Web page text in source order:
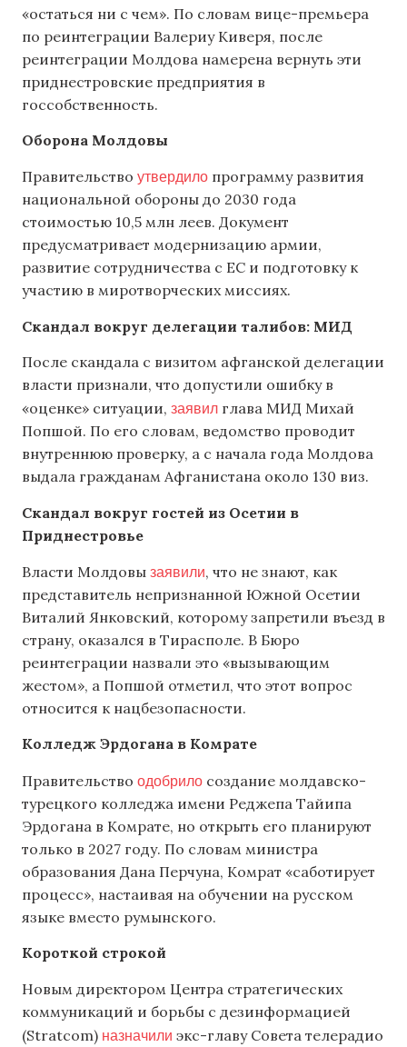
«остаться ни с чем». По словам вице-премьера
по реинтеграции Валериу Киверя, после
реинтеграции Молдова намерена вернуть эти
приднестровские предприятия в
госсобственность.
Оборона Молдовы
Правительство утвердило программу развития
национальной обороны до 2030 года
стоимостью 10,5 млн леев. Документ
предусматривает модернизацию армии,
развитие сотрудничества с ЕС и подготовку к
участию в миротворческих миссиях.
Скандал вокруг делегации талибов: МИД
После скандала с визитом афганской делегации
власти признали, что допустили ошибку в
«оценке» ситуации, заявил глава МИД Михай
Попшой. По его словам, ведомство проводит
внутреннюю проверку, а с начала года Молдова
выдала гражданам Афганистана около 130 виз.
Скандал вокруг гостей из Осетии в
Приднестровье
Власти Молдовы заявили, что не знают, как
представитель непризнанной Южной Осетии
Виталий Янковский, которому запретили въезд в
страну, оказался в Тирасполе. В Бюро
реинтеграции назвали это «вызывающим
жестом», а Попшой отметил, что этот вопрос
относится к нацбезопасности.
Колледж Эрдогана в Комрате
Правительство одобрило создание молдавско-
турецкого колледжа имени Реджепа Тайипа
Эрдогана в Комрате, но открыть его планируют
только в 2027 году. По словам министра
образования Дана Перчуна, Комрат «саботирует
процесс», настаивая на обучении на русском
языке вместо румынского.
Короткой строкой
Новым директором Центра стратегических
коммуникаций и борьбы с дезинформацией
(Stratcom) назначили экс-главу Совета телерадио